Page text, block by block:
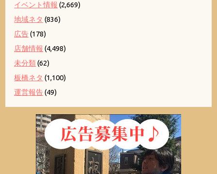
イベント情報 (2,669)
地域ネタ (836)
広告(178)
店舗情報 (4,498)
未分類(62)
板橋ネタ (1,100)
運営報告(49)